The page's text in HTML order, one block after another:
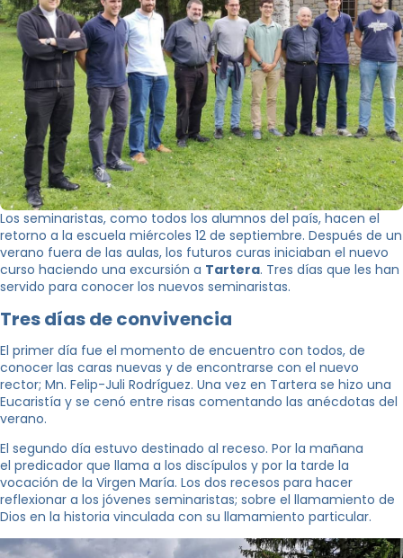
Los seminaristas, como todos los alumnos del país, hacen el
retorno a la escuela miércoles 12 de septiembre. Después de un
verano fuera de las aulas, los futuros curas iniciaban el nuevo
curso haciendo una excursión a Tartera. Tres días que les han
servido para conocer los nuevos seminaristas.
Tres días de convivencia
El primer día fue el momento de encuentro con todos, de
conocer las caras nuevas y de encontrarse con el nuevo
rector; Mn. Felip-Juli Rodríguez. Una vez en Tartera se hizo una
Eucaristía y se cenó entre risas comentando las anécdotas del
verano.
El segundo día estuvo destinado al receso. Por la mañana
el predicador que llama a los discípulos y por la tarde la
vocación de la Virgen María. Los dos recesos para hacer
reflexionar a los jóvenes seminaristas; sobre el llamamiento de
Dios en la historia vinculada con su llamamiento particular.